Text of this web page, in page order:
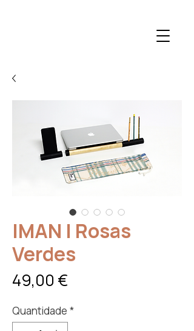
IMAN | Rosas
Verdes
49,00 €
Quantidade *